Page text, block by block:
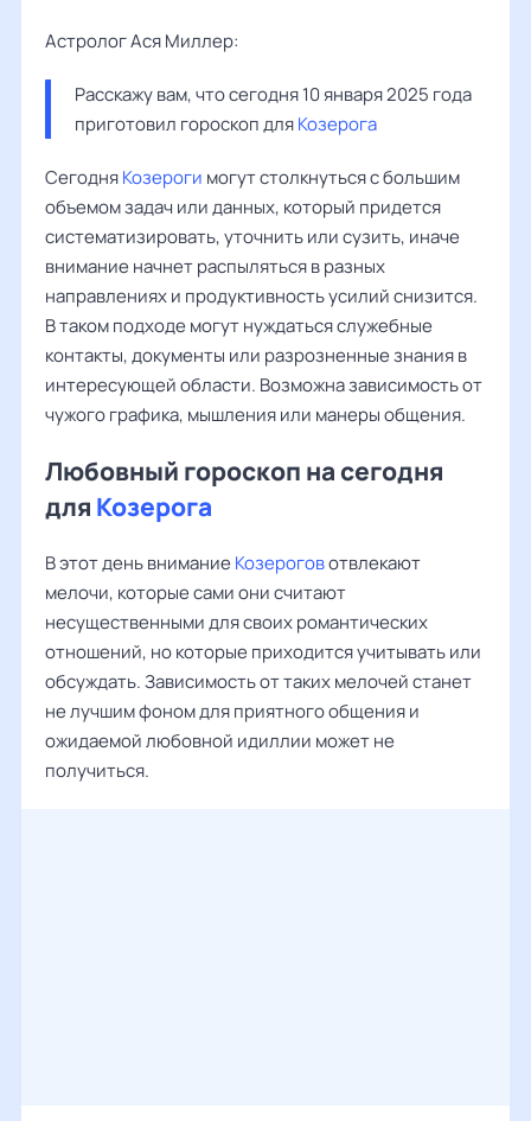
Астролог Ася Миллер:
Расскажу вам, что сегодня 10 января 2025 года
приготовил гороскоп для Козерога
СегодняКозероги могут столкнуться с большим
объемом задач или данных, который придется
систематизировать, уточнить или сузить, иначе
внимание начнет распыляться в разных
направлениях и продуктивность усилий снизится.
В таком подходе могут нуждаться служебные
контакты, документы или разрозненные знания в
интересующей области. Возможна зависимость от
чужого графика, мышления или манеры общения.
Любовный гороскоп на сегодня
для Козерога
В этот день внимание Козероговотвлекают
мелочи, которые сами они считают
несущественными для своих романтических
отношений, но которые приходится учитывать или
обсуждать. Зависимость от таких мелочей станет
не лучшим фоном для приятного общения и
ожидаемой любовной идиллии может не
получиться.